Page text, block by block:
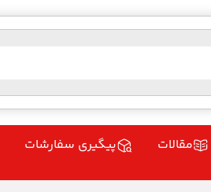
مقالات پیگیری سفارشات